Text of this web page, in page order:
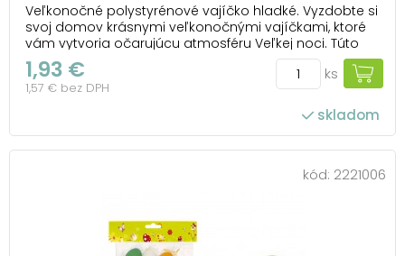
Veľkonočné polystyrénové vajíčko hladké. Vyzdobte si
svoj domov krásnymi veľkonočnými vajíčkami, ktoré
vám vytvoria očarujúcu atmosféru Veľkej noci. Túto
dekoráciu môžete použiť na dekorovanie
veľkonočných vencov, košíkov a vetvičiek. Tieto
vajíčka sú vhodné na ďalšiu tvorbu – ideálne na
1,93 €
1,57 € bez DPH
ks
skladom
kód: 2221006